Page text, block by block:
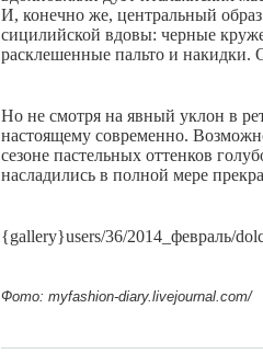
И, конечно же, центральный
сицилийской вдовы: черные
расклешенные пальто и накидки.
Но не смотря на явный уклон в
настоящему современно.
сезоне пастельных оттенков
насладились в полной мере
{gallery}users/36/2014_февраль/
Фото: myfashion-diary.livejournal.com/